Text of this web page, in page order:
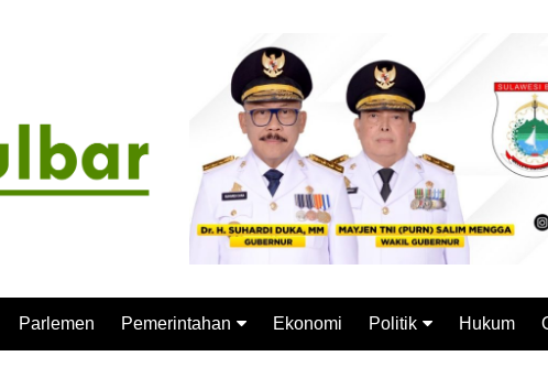
Parlemen Pemerintahan Ekonomi Politik Hukum